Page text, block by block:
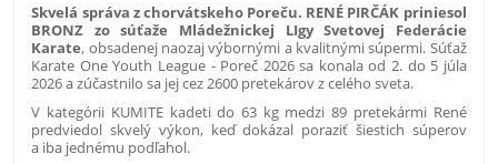
Skvelá správa z chorvátskeho Poreču. RENÉ PIRČÁK priniesol
BRONZ zo súťaže Mládežnickej LIgy Svetovej Federácie
Karate, obsadenej naozaj výbornými a kvalitnými súpermi. Súťaž
Karate One Youth League - Poreč 2026 sa konala od 2. do 5 júla
2026 a zúčastnilo sa jej cez 2600 pretekárov z celého sveta.
V kategórii KUMITE kadeti do 63 kg medzi 89 pretekármi René
predviedol skvelý výkon, keď dokázal poraziť šiestich súperov
a iba jednému podľahol.